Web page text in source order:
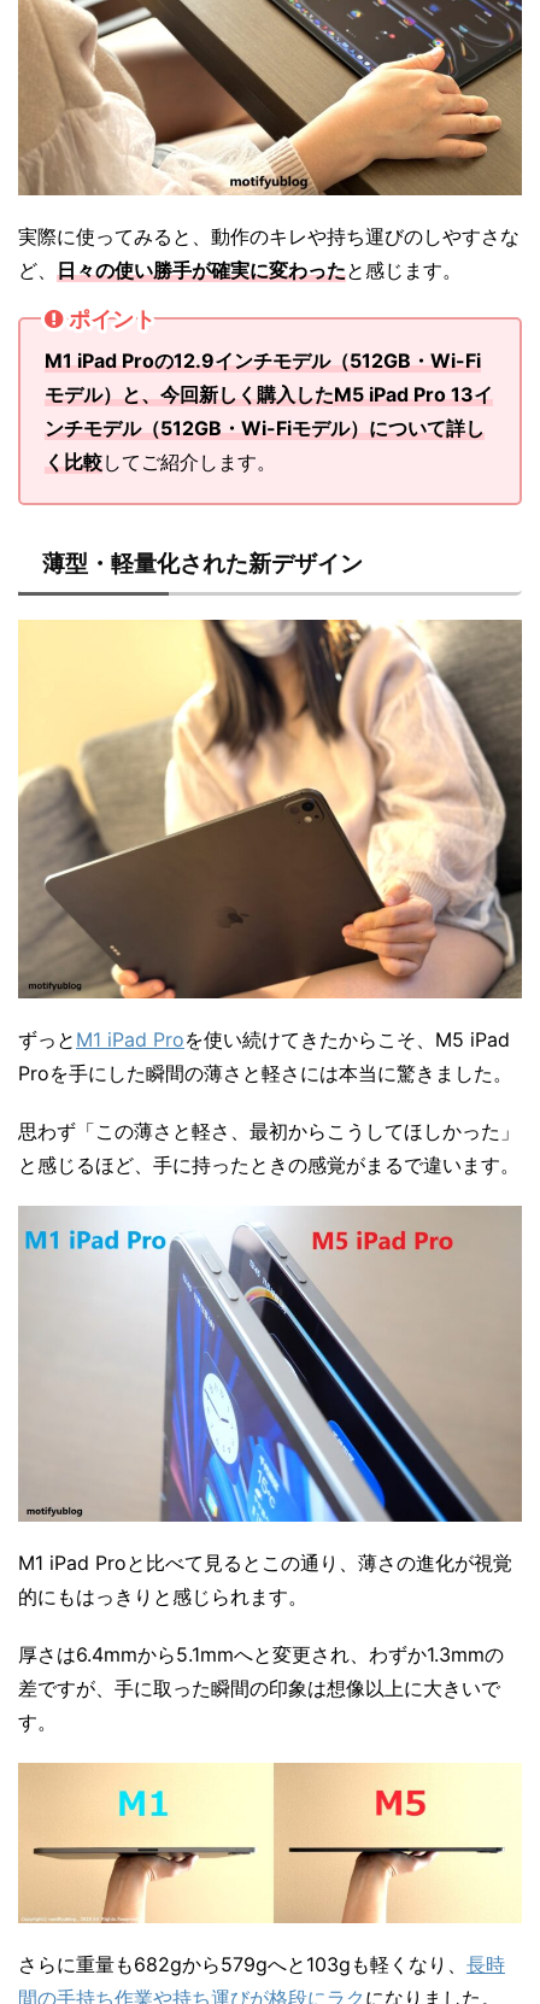
実際に使ってみると、動作のキレや持ち運びのしやすさな
ど、 日々の使い勝手が確実に変わったと感じます。
ポイント
M1 iPad Proの12.9インチモデル（512GB・Wi-Fi
モデル）と、今回新しく購入したM5 iPad Pro 13イ
ンチモデル（512GB・Wi-Fiモデル）について詳し
く比較してご紹介します。
薄型・軽量化された新デザイン
ずっと M1 iPad Proを使い続けてきたからこそ、M5 iPad
Proを手にした瞬間の薄さと軽さには本当に驚きました。
思わず「この薄さと軽さ、最初からこうしてほしかった」
と感じるほど、手に持ったときの感覚がまるで違います。
M1 iPad Proと比べて見るとこの通り、薄さの進化が視覚
的にもはっきりと感じられます。
厚さは6.4mmから5.1mmへと変更され、わずか1.3mmの
差ですが、手に取った瞬間の印象は想像以上に大きいで
す。
さらに重量も682gから579gへと103gも軽くなり、 長時
間の手持ち作業や持ち運びが格段にラク になりました。